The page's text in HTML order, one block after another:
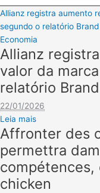
Allianz registra aumento
segundo o relatório
Economia
Allianz
valor da
relatório
22/01/2026
Leia mais
Affronter des
permettra
compétences,
chicken